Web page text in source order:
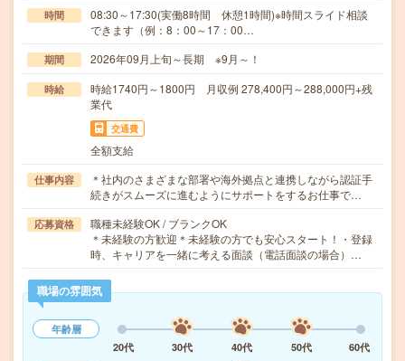
時間
08:30～17:30(実働8時間 休憩1時間)※時間スライド相談
できます（例：8：00～17：00…
期間 2026年09月上旬～長期 ※9月～！
時給
時給1740円～1800円 月収例 278,400円～288,000円+残
業代
交通費
全額支給
仕事内容
＊社内のさまざまな部署や海外拠点と連携しながら認証手
続きがスムーズに進むようにサポートをするお仕事で…
応募資格
職種未経験OK / ブランクOK
＊未経験の方歓迎＊未経験の方でも安心スタート！・登録
時、キャリアを一緒に考える面談（電話面談の場合）…
職場の雰囲気
年齢層
20代
30代 40代 50代
60代